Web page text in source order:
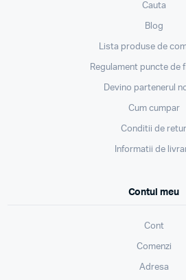
Cauta
Blog
Lista produse de
Regulament puncte de
Devino partenerul
Cum cumpar
Conditii de retur
Informatii de
Contul meu
Cont
Comenzi
Adresa